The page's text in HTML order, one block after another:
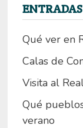
Qué ver en
Calas de
Visita al
Qué
verano